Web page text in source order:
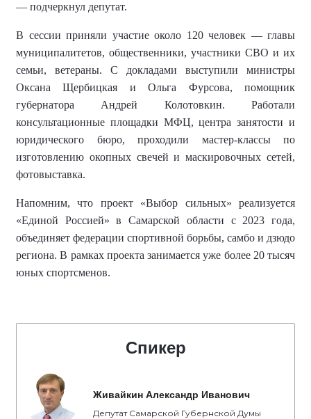
— подчеркнул депутат.
В сессии приняли участие около 120 человек — главы
муниципалитетов, общественники, участники СВО и их
семьи, ветераны. С докладами выступили министры
Оксана Щербицкая и Ольга Фурсова, помощник
губернатора Андрей Колотовкин. Работали
консультационные площадки МФЦ, центра занятости и
юридического бюро, проходили мастер-классы по
изготовлению окопных свечей и маскировочных сетей,
фотовыставка.
Напомним, что проект «Выбор сильных» реализуется
«Единой Россией» в Самарской области с 2023 года,
объединяет федерации спортивной борьбы, самбо и дзюдо
региона. В рамках проекта занимается уже более 20 тысяч
юных спортсменов.
Спикер
Живайкин Александр Иванович
Депутат Самарской Губернской Думы